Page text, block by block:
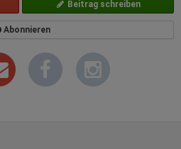
Beitrag schreiben
Abonnieren